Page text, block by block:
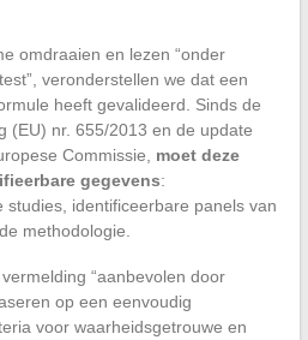
omdraaien en lezen “onder
veronderstellen we dat een
heeft gevalideerd. Sinds de
(EU) nr. 655/2013 en de update
Commissie, moet deze
gegevens:
identificeerbare panels van
methodologie.
“aanbevolen door
op een eenvoudig
voor waarheidsgetrouwe en